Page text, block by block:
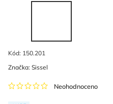
Kód: 150.201
Neohodnoceno
Značka: Sissel